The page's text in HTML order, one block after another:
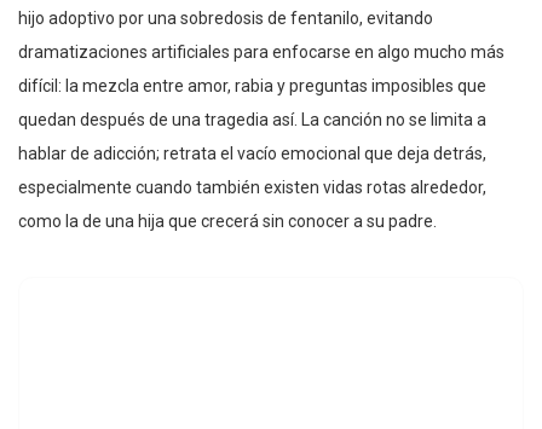
hijo adoptivo por una sobredosis de fentanilo, evitando
dramatizaciones artificiales para enfocarse en algo mucho más
difícil: la mezcla entre amor, rabia y preguntas imposibles que
quedan después de una tragedia así. La canción no se limita a
hablar de adicción; retrata el vacío emocional que deja detrás,
especialmente cuando también existen vidas rotas alrededor,
como la de una hija que crecerá sin conocer a su padre.